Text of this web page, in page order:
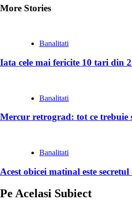
More Stories
Banalitati
Iata cele mai fericite 10 tari din
Banalitati
Mercur retrograd: tot ce trebuie
Banalitati
Acest obicei matinal este
Pe Acelasi Subiect